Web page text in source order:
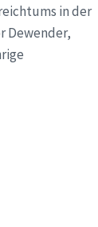
in der
Dewender,